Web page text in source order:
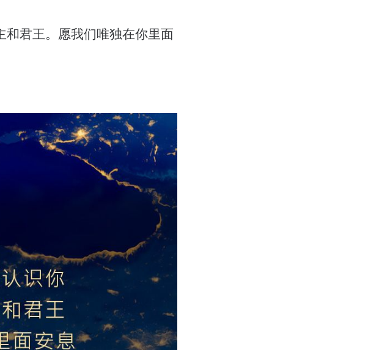
君王。愿我们唯独在你里面